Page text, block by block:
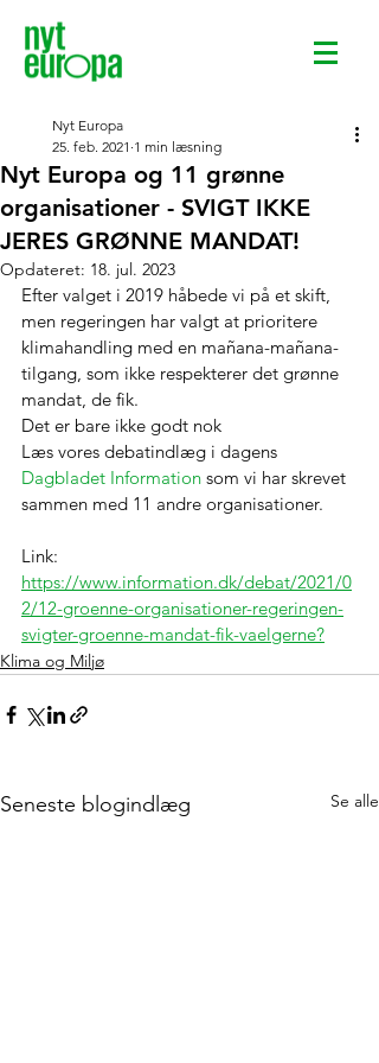
Nyt Europa og 11 grønne
organisationer - SVIGT IKKE
JERES GRØNNE MANDAT!
Nyt Europa
25. feb. 2021 1 min læsning
Opdateret: 18. jul. 2023
Efter valget i 2019 håbede vi på et skift,
men regeringen har valgt at prioritere
klimahandling med en mañana-mañana-
tilgang, som ikke respekterer det grønne
mandat, de fik.
Det er bare ikke godt nok
Læs vores debatindlæg i dagens
Dagbladet Information som vi har skrevet
sammen med 11 andre organisationer.
Link:
https://www.information.dk/debat/2021/0
2/12-groenne-organisationer-regeringen-
svigter-groenne-mandat-fik-vaelgerne?
Klima og Miljø
Seneste blogindlæg Se alle